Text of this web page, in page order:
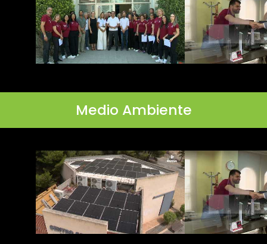
Medio Ambiente